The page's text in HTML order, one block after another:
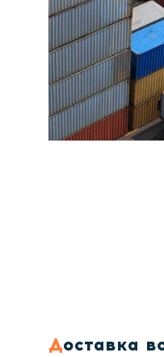
Доставка возможна в